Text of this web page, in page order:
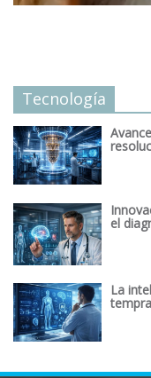
Tecnología
el
La